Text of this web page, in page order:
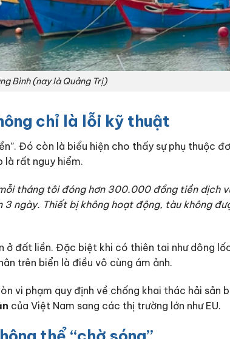
Bình (nay là Quảng Trị)
chỉ là lỗi kỹ thuật
Đó còn là biểu hiện cho thấy sự phụ thuộc
là rất nguy hiểm.
tháng tôi đóng hơn 300.000 đồng tiền dịch
3 ngày. Thiết bị không hoạt động, tàu không
ở đất liền. Đặc biệt khi có thiên tai như dông
trên biển là điều vô cùng ám ảnh.
vi phạm quy định về chống khai thác hải sản
của Việt Nam sang các thị trường lớn như EU.